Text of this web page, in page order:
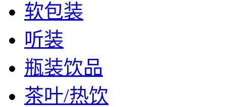
软包装
听装
瓶装饮品
茶叶/热饮